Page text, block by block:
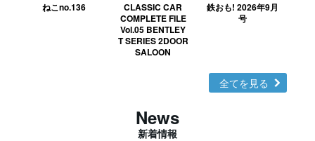
ねこno.136
CLASSIC CAR
COMPLETE FILE
Vol.05 BENTLEY
T SERIES 2DOOR
SALOON
鉄おも! 2026年9月
号
全てを見る
News
新着情報